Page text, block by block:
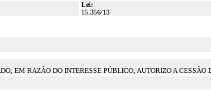
Lei:
15.356/13
EM RAZÃO DO INTERESSE PÚBLICO, AUTORIZO A CESSÃO